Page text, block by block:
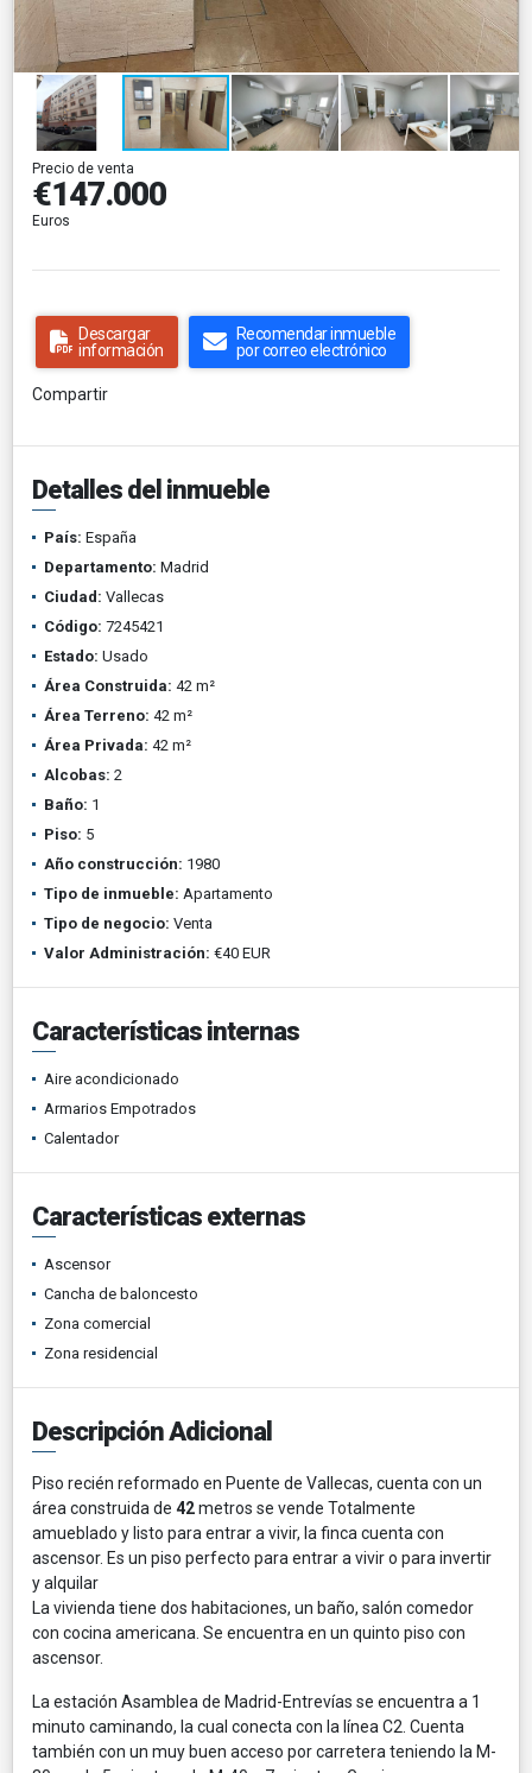
Precio de venta
€147.000
Euros
Descargar
información
Recomendar inmueble
por correo electrónico
Compartir
Detalles del inmueble
País: España
Departamento: Madrid
Ciudad: Vallecas
Código: 7245421
Estado: Usado
Área Construida: 42 m²
Área Terreno: 42 m²
Área Privada: 42 m²
Alcobas: 2
Baño: 1
Piso: 5
Año construcción: 1980
Tipo de inmueble: Apartamento
Tipo de negocio: Venta
Valor Administración: €40 EUR
Características internas
Aire acondicionado
Armarios Empotrados
Calentador
Características externas
Ascensor
Cancha de baloncesto
Zona comercial
Zona residencial
Descripción Adicional
Piso recién reformado en Puente de Vallecas, cuenta con un
área construida de 42metros se vende Totalmente
amueblado y listo para entrar a vivir, la finca cuenta con
ascensor. Es un piso perfecto para entrar a vivir o para invertir
y alquilar
La vivienda tiene dos habitaciones, un baño, salón comedor
con cocina americana. Se encuentra en un quinto piso con
ascensor.
La estación Asamblea de Madrid-Entrevías se encuentra a 1
minuto caminando, la cual conecta con la línea C2. Cuenta
también con un muy buen acceso por carretera teniendo la M-